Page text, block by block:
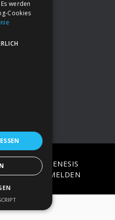
· ON
GENESIS
·ANMELDEN
werden
Cookies